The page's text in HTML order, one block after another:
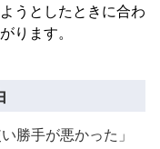
うとしたときに合わ
ります。
勝手が悪かった」